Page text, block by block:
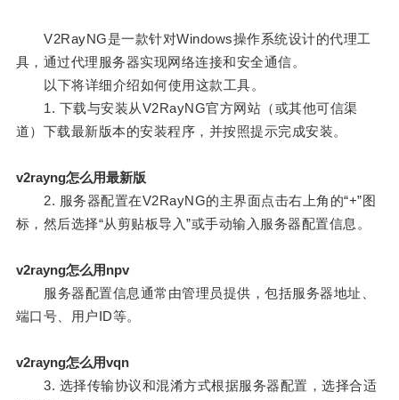
V2RayNG是一款针对Windows操作系统设计的代理工
具，通过代理服务器实现网络连接和安全通信。
以下将详细介绍如何使用这款工具。
1. 下载与安装从V2RayNG官方网站（或其他可信渠
道）下载最新版本的安装程序，并按照提示完成安装。
v2rayng怎么用最新版
2. 服务器配置在V2RayNG的主界面点击右上角的“+”图
标，然后选择“从剪贴板导入”或手动输入服务器配置信息。
v2rayng怎么用npv
服务器配置信息通常由管理员提供，包括服务器地址、
端口号、用户ID等。
v2rayng怎么用vqn
3. 选择传输协议和混淆方式根据服务器配置，选择合适